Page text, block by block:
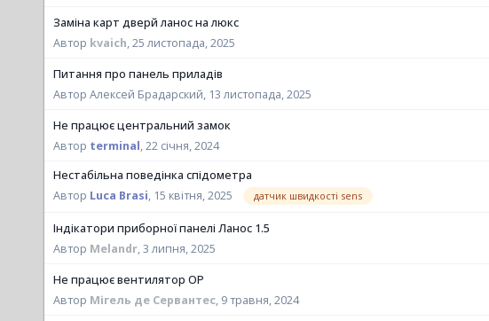
Заміна карт дверй ланос на люкс
Автор kvaich,25 листопада, 2025
Питання про панель приладів
Автор Алексей Брадарский, 13 листопада, 2025
Не працює центральний замок
Автор terminal,22 січня, 2024
Нестабільна поведінка спідометра
Автор Luca Brasi, 15 квітня, 2025 датчик швидкості sens
Індікатори приборної панелі Ланос 1.5
Автор Melandr,3 липня, 2025
Не працює вентилятор ОР
Автор Мігель де Сервантес, 9 травня, 2024